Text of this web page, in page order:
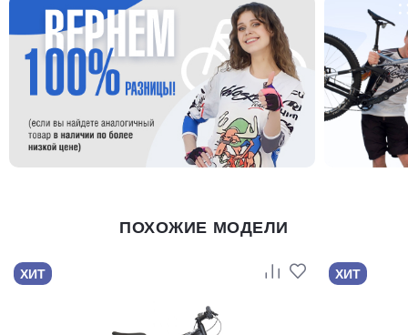
ПОХОЖИЕ МОДЕЛИ
ХИТ ХИТ